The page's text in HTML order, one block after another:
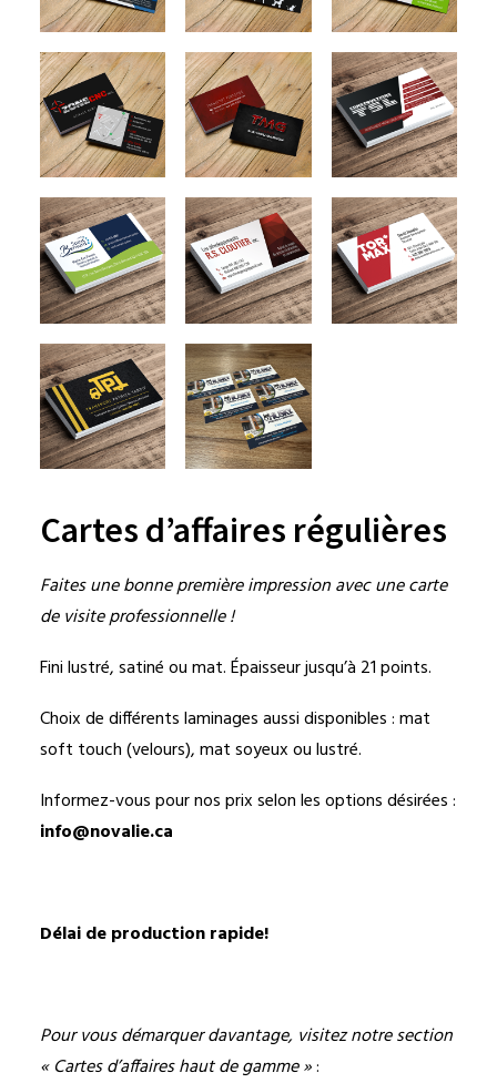
Cartes d’affaires régulières
Faites une bonne première impression avec une carte
de visite professionnelle !
Fini lustré, satiné ou mat. Épaisseur jusqu’à 21 points.
Choix de différents laminages aussi disponibles : mat
soft touch (velours), mat soyeux ou lustré.
Informez-vous pour nos prix selon les options désirées :
info@novalie.ca
Délai de production rapide!
Pour vous démarquer davantage, visitez notre section
« Cartes d’affaires haut de gamme »: